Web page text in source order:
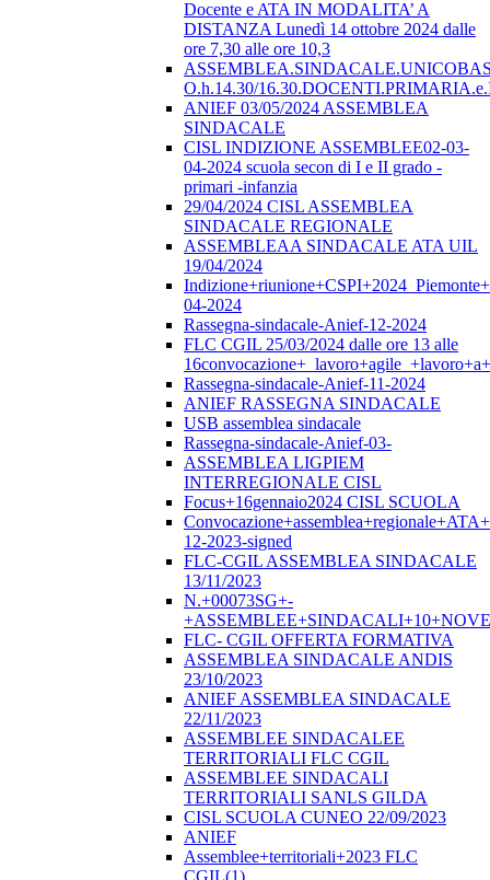
Docente e ATA IN MODALITA’ A
DISTANZA Lunedì 14 ottobre 2024 dalle
ore 7,30 alle ore 10,3
O.h.14.30/
ANIEF 03/05/2024 ASSEMBLEA
SINDACALE
CISL INDIZIONE ASSEMBLEE02-03-
04-2024 scuola secon di I e II grado -
primari -infanzia
29/04/2024 CISL ASSEMBLEA
SINDACALE REGIONALE
ASSEMBLEAA SINDACALE ATA UIL
19/04/2024
04-2024
Rassegna-sindacale-Anief-12-2024
FLC CGIL 25/03/2024 dalle ore 13 alle
Rassegna-sindacale-Anief-11-2024
ANIEF RASSEGNA SINDACALE
USB assemblea sindacale
Rassegna-sindacale-Anief-03-
ASSEMBLEA LIGPIEM
INTERREGIONALE CISL
Focus+16gennaio2024 CISL SCUOLA
12-2023-signed
FLC-CGIL ASSEMBLEA SINDACALE
13/11/2023
N.+00073SG+-
FLC- CGIL OFFERTA FORMATIVA
ASSEMBLEA SINDACALE ANDIS
23/10/2023
ANIEF ASSEMBLEA SINDACALE
22/11/2023
ASSEMBLEE SINDACALEE
TERRITORIALI FLC CGIL
ASSEMBLEE SINDACALI
TERRITORIALI SANLS GILDA
CISL SCUOLA CUNEO 22/09/2023
ANIEF
Assemblee+territoriali+2023 FLC